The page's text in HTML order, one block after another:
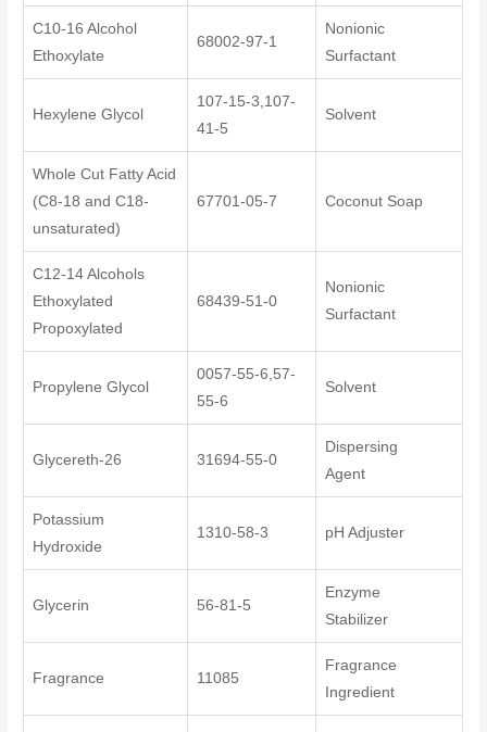
C10-16 Alcohol
Ethoxylate
68002-97-1
Nonionic
Surfactant
Hexylene Glycol
107-15-3,107-
41-5
Solvent
Whole Cut Fatty Acid
(C8-18 and C18-
unsaturated)
67701-05-7 Coconut Soap
C12-14 Alcohols
Ethoxylated
Propoxylated
68439-51-0
Nonionic
Surfactant
Propylene Glycol
0057-55-6,57-
55-6
Solvent
Glycereth-26 31694-55-0
Dispersing
Agent
Potassium
Hydroxide
1310-58-3 pH Adjuster
Glycerin 56-81-5
Enzyme
Stabilizer
Fragrance 11085
Fragrance
Ingredient